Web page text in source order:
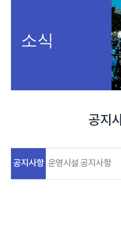
소식
공지
공지사항 운영시설 공지사항